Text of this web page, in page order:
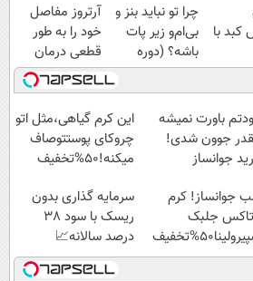
با
تا
چرا تو نباید بنز و
بی‌ام‌و زیر پات
باشه؟ (دوره
رایگان درآمد
میلیاردی)
آرتروز مفاصل
خود را به طور
قطعی درمان
کنید!
◗پرسش‌نامه◖
باورت نمیشه
جوون شدی!
جوانساز
این کرم گیاهی،مثل اتو
چروکای پوستتوصاف
میکنه!50%تخفیف
جوانساز! کرم
جلبک
سرمایه گذاری بدون
ریسک با سود 38
درصد سالانه📈